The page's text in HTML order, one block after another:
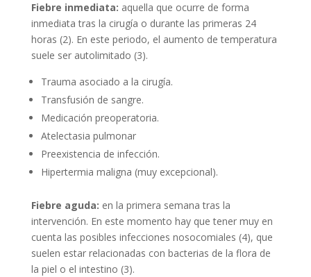
Fiebre inmediata: aquella que ocurre de forma
inmediata tras la cirugía o durante las primeras 24
horas (2). En este periodo, el aumento de temperatura
suele ser autolimitado (3).
Trauma asociado a la cirugía.
Transfusión de sangre.
Medicación preoperatoria.
Atelectasia pulmonar
Preexistencia de infección.
Hipertermia maligna (muy excepcional).
Fiebre aguda: en la primera semana tras la
intervención. En este momento hay que tener muy en
cuenta las posibles infecciones nosocomiales (4), que
suelen estar relacionadas con bacterias de la flora de
la piel o el intestino (3).